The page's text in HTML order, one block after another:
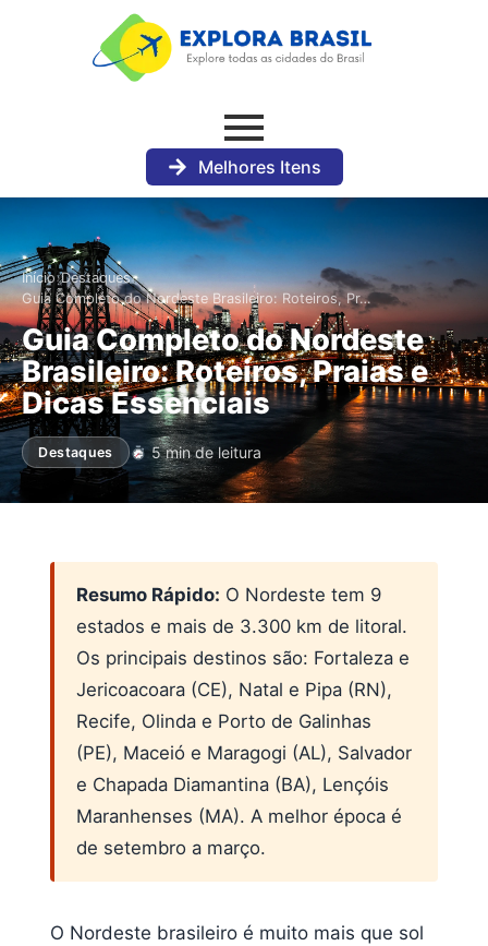
Melhores Itens
Início›Destaques›
Guia Completo do Nordeste Brasileiro: Roteiros, Pr…
Guia Completo do Nordeste
Brasileiro: Roteiros, Praias e
Dicas Essenciais
Destaques 5 min de leitura
Resumo Rápido: O Nordeste tem 9
estados e mais de 3.300 km de litoral.
Os principais destinos são: Fortaleza e
Jericoacoara (CE), Natal e Pipa (RN),
Recife, Olinda e Porto de Galinhas
(PE), Maceió e Maragogi (AL), Salvador
e Chapada Diamantina (BA), Lençóis
Maranhenses (MA). A melhor época é
de setembro a março.
O Nordeste brasileiro é muito mais que sol